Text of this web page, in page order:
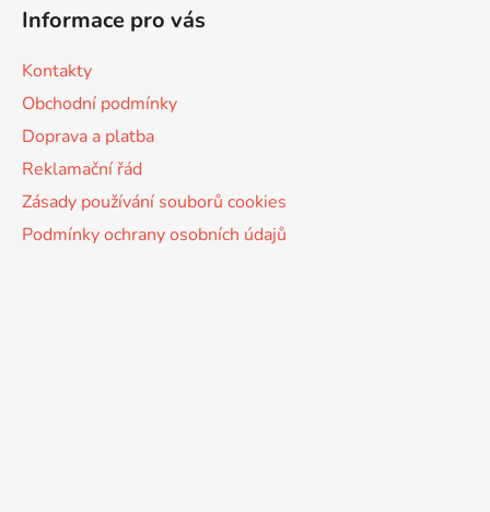
Informace pro vás
Kontakty
Obchodní podmínky
Doprava a platba
Reklamační řád
Zásady používání souborů cookies
Podmínky ochrany osobních údajů